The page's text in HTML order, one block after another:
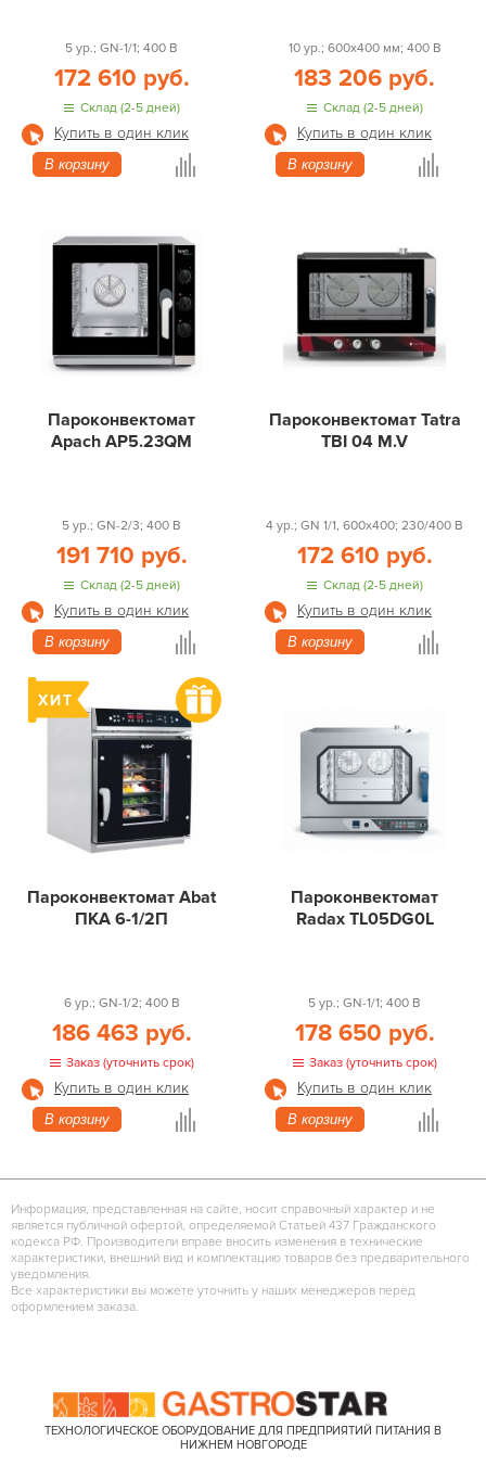
5 ур.; GN-1/1; 400 В
172 610 руб.
Склад (2-5 дней)
Купить в один клик
В корзину
10 ур.; 600х400 мм; 400 В
183 206 руб.
Склад (2-5 дней)
Купить в один клик
В корзину
Пароконвектомат
Apach AP5.23QM
5 ур.; GN-2/3; 400 В
191 710 руб.
Склад (2-5 дней)
Купить в один клик
В корзину
Пароконвектомат Tatra
TBI 04 M.V
4 ур.; GN 1/1, 600x400; 230/400 В
172 610 руб.
Склад (2-5 дней)
Купить в один клик
В корзину
Пароконвектомат Abat
ПКА 6-1/2П
6 ур.; GN-1/2; 400 В
186 463 руб.
Заказ (уточнить срок)
Купить в один клик
В корзину
Пароконвектомат
Radax TL05DG0L
5 ур.; GN-1/1; 400 В
178 650 руб.
Заказ (уточнить срок)
Купить в один клик
В корзину
Информация, представленная на сайте, носит справочный характер и не
является публичной офертой, определяемой Статьей 437 Гражданского
кодекса РФ. Производители вправе вносить изменения в технические
характеристики, внешний вид и комплектацию товаров без предварительного
уведомления.
Все характеристики вы можете уточнить у наших менеджеров перед
оформлением заказа.
ТЕХНОЛОГИЧЕСКОЕ ОБОРУДОВАНИЕ ДЛЯ ПРЕДПРИЯТИЙ ПИТАНИЯ В
НИЖНЕМ НОВГОРОДЕ